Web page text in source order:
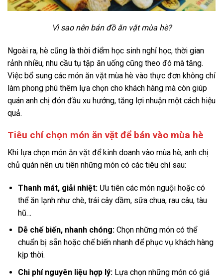
Vì sao nên bán đồ ăn vặt mùa hè?
Ngoài ra, hè cũng là thời điểm học sinh nghỉ học, thời gian
rảnh nhiều, nhu cầu tụ tập ăn uống cũng theo đó mà tăng.
Việc bổ sung các món ăn vặt mùa hè vào thực đơn không chỉ
làm phong phú thêm lựa chọn cho khách hàng mà còn giúp
quán anh chị đón đầu xu hướng, tăng lợi nhuận một cách hiệu
quả.
Tiêu chí chọn món ăn vặt để bán vào mùa hè
Khi lựa chọn món ăn vặt để kinh doanh vào mùa hè, anh chị
chủ quán nên ưu tiên những món có các tiêu chí sau:
Thanh mát, giải nhiệt:Ưu tiên các món nguội hoặc có
thể ăn lạnh như chè, trái cây dầm, sữa chua, rau câu, tàu
hũ…
Dễ chế biến, nhanh chóng:Chọn những món có thể
chuẩn bị sẵn hoặc chế biến nhanh để phục vụ khách hàng
kịp thời.
Chi phí nguyên liệu hợp lý:Lựa chọn những món có giá